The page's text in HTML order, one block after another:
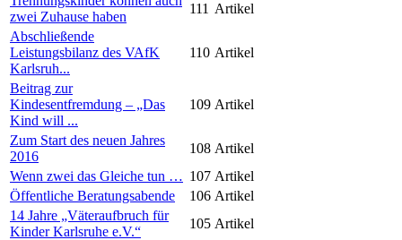
zwei Zuhause haben
111 Artikel
Abschließende
Leistungsbilanz des VAfK
Karlsruh...
110 Artikel
Beitrag zur
Kindesentfremdung – „Das
Kind will ...
109 Artikel
Zum Start des neuen Jahres
2016
108 Artikel
Wenn zwei das Gleiche tun … 107 Artikel
Öffentliche Beratungsabende
106 Artikel
14 Jahre „Väteraufbruch für
Kinder Karlsruhe e.V.“
105 Artikel